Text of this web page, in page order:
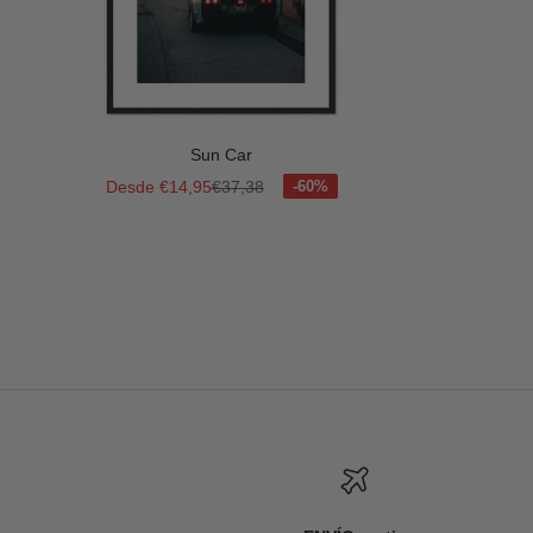
Sun Car
Precio de oferta
Desde €14,95Precio normal
€37,38